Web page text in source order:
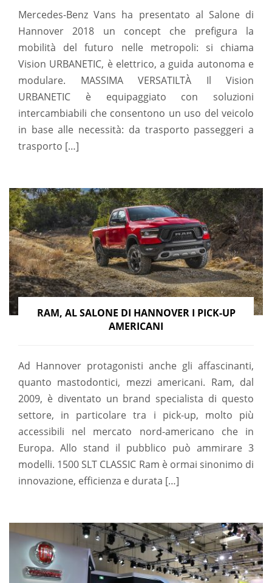
Mercedes-Benz Vans ha presentato al Salone di
Hannover 2018 un concept che prefigura la
mobilità del futuro nelle metropoli: si chiama
Vision URBANETIC, è elettrico, a guida autonoma e
modulare. MASSIMA VERSATILTÀ Il Vision
URBANETIC è equipaggiato con soluzioni
intercambiabili che consentono un uso del veicolo
in base alle necessità: da trasporto passeggeri a
trasporto […]
RAM, AL SALONE DI HANNOVER I PICK-UP
AMERICANI
Ad Hannover protagonisti anche gli affascinanti,
quanto mastodontici, mezzi americani. Ram, dal
2009, è diventato un brand specialista di questo
settore, in particolare tra i pick-up, molto più
accessibili nel mercato nord-americano che in
Europa. Allo stand il pubblico può ammirare 3
modelli. 1500 SLT CLASSIC Ram è ormai sinonimo di
innovazione, efficienza e durata […]